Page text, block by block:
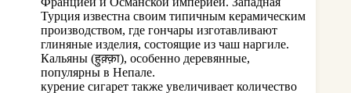
Турция известна своим типичным керамическим
производством, где гончары изготавливают
глиняные изделия, состоящие из чаш наргиле.
Кальяны (हुक़्क़ा), особенно деревянные,
популярны в Непале.
курение сигарет также увеличивает количество